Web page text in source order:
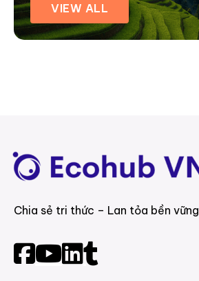
VIEW ALL
Chia sẻ tri thức – Lan tỏa bền vững